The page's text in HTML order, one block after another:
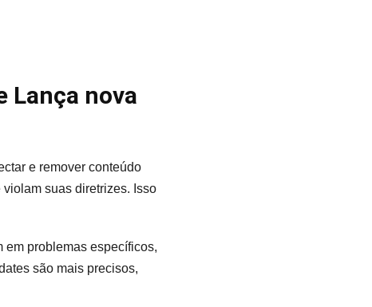
Lança nova
e remover conteúdo
suas diretrizes. Isso
em problemas específicos,
são mais precisos,